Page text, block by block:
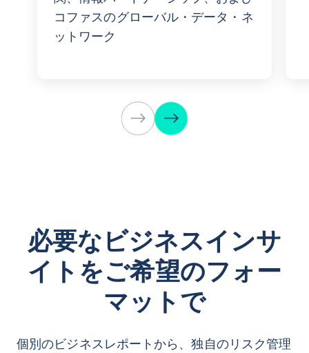
コファスのグローバル・データ・ネ
ットワーク
必要なビジネスインサ
イトをご希望のフォー
マットで
個別のビジネスレポートから、独自のリスク管理